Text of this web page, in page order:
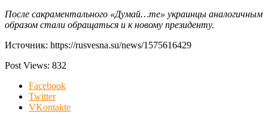
После сакраментального «Думай…те» украинцы аналогичным
образом стали обращаться и к новому президенту.
Источник: https://rusvesna.su/news/1575616429
Post Views: 832
Facebook
Twitter
VKontakte